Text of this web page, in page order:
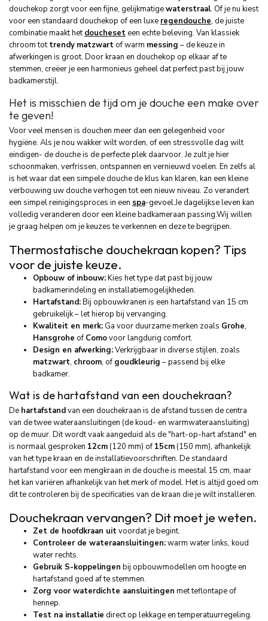
douchekop zorgt voor een fijne, gelijkmatigewaterstraal. Of je nu kiest
voor een standaard douchekop of een luxe regendouche, de juiste
combinatie maakt hetdoucheseteen echte beleving. Van klassiek
chroom tottrendy matzwartof warm messing – de keuze in
afwerkingen is groot. Door kraan en douchekop op elkaar af te
stemmen, creëer je een harmonieus geheel dat perfect past bij jouw
badkamerstijl.
Het is misschien de tijd om je douche een make over
te geven!
Voor veel mensen is douchen meer dan een gelegenheid voor
hygiëne. Als je nou wakker wilt worden, of een stressvolle dag wilt
eindigen- de douche is de perfecte plek daarvoor. Je zult je hier
schoonmaken, verfrissen, ontspannen en vernieuwd voelen. En zelfs al
is het waar dat een simpele douche de klus kan klaren, kan een kleine
verbouwing uw douche verhogen tot een nieuw niveau. Zo verandert
een simpel reinigingsproces in een spa-gevoel.Je dagelijkse leven kan
volledig veranderen door een kleine badkameraan passing.Wij willen
je graag helpen om je keuzes te verkennen en deze te begrijpen.
Thermostatische douchekraan kopen? Tips
voor de juiste keuze.
Opbouw of inbouw:Kies het type dat past bij jouw
badkamerindeling en installatie­mogelijkheden.
Hartafstand:Bij opbouwkranen is een hartafstand van 15 cm
gebruikelijk – let hierop bij vervanging.
Kwaliteit en merk: Ga voor duurzame merken zoals Grohe,
Hansgrohe of Comovoor langdurig comfort.
Design en afwerking:Verkrijgbaar in diverse stijlen, zoals
matzwart, chroom, of goudkleurig – passend bij elke
badkamer.
Wat is de hartafstand van een douchekraan?
De hartafstandvan een douchekraan is de afstand tussen de centra
van de twee wateraansluitingen (de koud- en warmwateraansluiting)
op de muur. Dit wordt vaak aangeduid als de "hart-op-hart afstand" en
is normaal gesproken 12cm(120 mm) of 15cm(150 mm), afhankelijk
van het type kraan en de installatievoorschriften. De standaard
hartafstand voor een mengkraan in de douche is meestal 15 cm, maar
het kan variëren afhankelijk van het merk of model. Het is altijd goed om
dit te controleren bij de specificaties van de kraan die je wilt installeren.
Douchekraan vervangen? Dit moet je weten.
Zet de hoofdkraan uitvoordat je begint.
Controleer de wateraansluitingen:warm water links, koud
water rechts.
Gebruik S-koppelingen bij opbouwmodellen om hoogte en
hartafstand goed af te stemmen.
Zorg voor waterdichte aansluitingen met teflontape of
hennep.
Test na installatie direct op lekkage en temperatuurregeling.